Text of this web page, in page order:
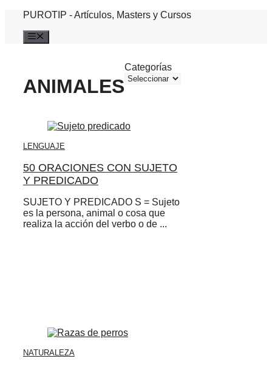
Saltar
contenido
PUROTIP - Artículos, Masters y Cursos
ANIMALES
Categorías
LENGUAJE
50 ORACIONES CON SUJETO
Y PREDICADO
SUJETO Y PREDICADO S = Sujeto
es la persona, animal o cosa que
realiza la acción del verbo o de ...
NATURALEZA